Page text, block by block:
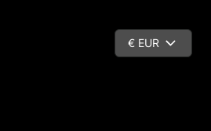
€ EUR